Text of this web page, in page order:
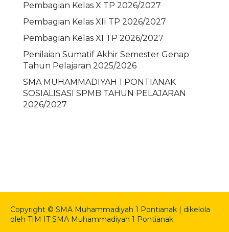
Pembagian Kelas X TP 2026/2027
Pembagian Kelas XII TP 2026/2027
Pembagian Kelas XI TP 2026/2027
Penilaian Sumatif Akhir Semester Genap
Tahun Pelajaran 2025/2026
SMA MUHAMMADIYAH 1 PONTIANAK
SOSIALISASI SPMB TAHUN PELAJARAN
2026/2027
Copyright © SMA Muhammadiyah 1 Pontianak | dikelola
oleh TIM IT SMA Muhammadiyah 1 Pontianak